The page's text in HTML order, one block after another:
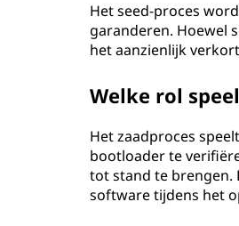
Het seed-proces
garanderen. Hoewel
het aanzienlijk
Welke rol
Het zaadproces
bootloader te
tot stand te brengen.
software tijdens het